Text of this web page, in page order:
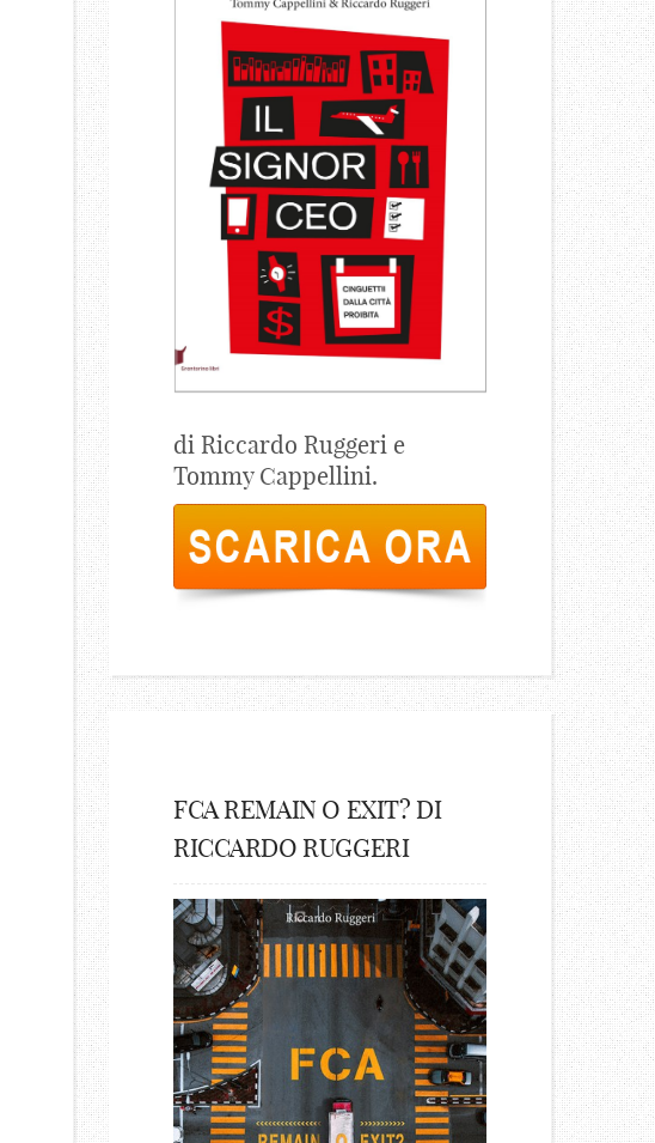
di Riccardo Ruggeri e
Tommy Cappellini.
FCA REMAIN O EXIT? DI
RICCARDO RUGGERI